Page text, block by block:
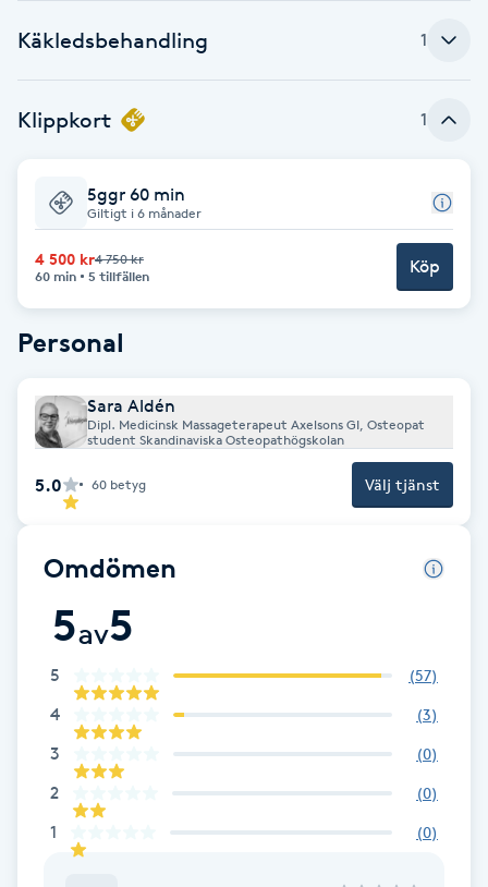
Babylights
Barber
Barnklippning
BIAB
Blowout
Brynformning
Brynplockning
Bröllopsuppsättning
Celluliter
Coachning
Käkledsbehandling 1
Klippkort 1
5ggr 60 min
Giltigt i 6 månader
4 500 kr4 750 kr
60 min
5 tillfällen Köp
Personal
Sara Aldén
Dipl. Medicinsk Massageterapeut Axelsons GI, Osteopat
student Skandinaviska Osteopathögskolan
5.0 60 betyg Välj tjänst
Omdömen
5av5
5 (57)
4 (3)
3 (0)
2 (0)
1 (0)